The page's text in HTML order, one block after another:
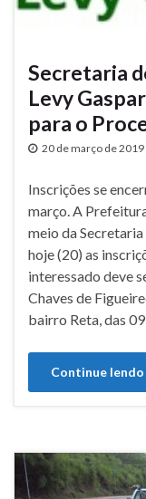
Secretaria
Levy
para o
20 de março de 2019
Inscrições se
março. A
meio da
hoje (20) as
interessado deve
Chaves de
bairro Reta, das
Continue lendo